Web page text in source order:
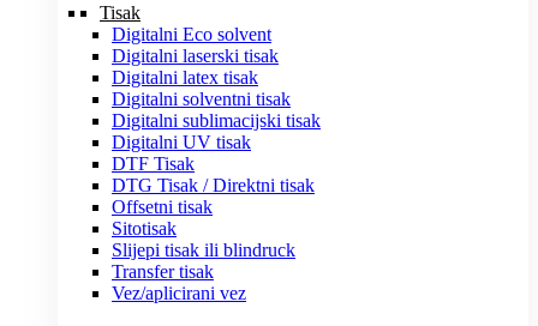
Tisak
Digitalni Eco solvent
Digitalni laserski tisak
Digitalni latex tisak
Digitalni solventni tisak
Digitalni sublimacijski tisak
Digitalni UV tisak
DTF Tisak
DTG Tisak / Direktni tisak
Offsetni tisak
Sitotisak
Slijepi tisak ili blindruck
Transfer tisak
Vez/aplicirani vez